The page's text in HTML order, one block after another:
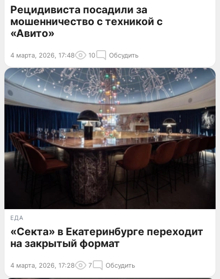
Рецидивиста посадили за
мошенничество с техникой с
«Авито»
4 марта, 2026, 17:48 10 Обсудить
ЕДА
«Секта» в Екатеринбурге переходит
на закрытый формат
4 марта, 2026, 17:28 7 Обсудить